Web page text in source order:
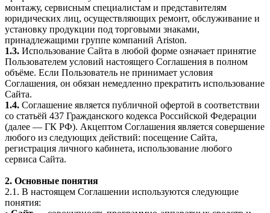
монтажу, сервисным специалистам и представителям
юридических лиц, осуществляющих ремонт, обслуживание и
установку продукции под торговыми знаками,
принадлежащими группе компаний Ariston.
1.3. Использование Сайта в любой форме означает принятие
Пользователем условий настоящего Соглашения в полном
объёме. Если Пользователь не принимает условия
Соглашения, он обязан немедленно прекратить использование
Сайта.
1.4. Соглашение является публичной офертой в соответствии
со статьёй 437 Гражданского кодекса Российской Федерации
(далее — ГК РФ). Акцептом Соглашения является совершение
любого из следующих действий: посещение Сайта,
регистрация личного кабинета, использование любого
сервиса Сайта.
2. Основные понятия
2.1. В настоящем Соглашении используются следующие
понятия: